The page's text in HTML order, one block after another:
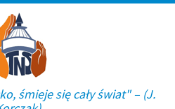
śmieje się cały świat" – (J.